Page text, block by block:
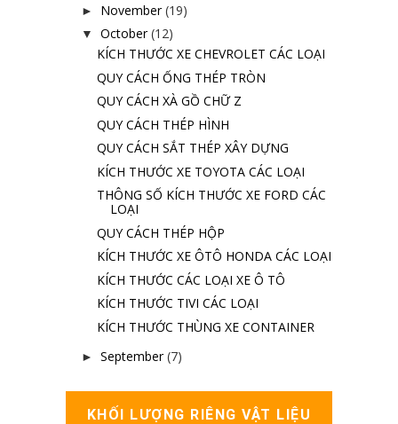
► November (19)
▼ October (12)
KÍCH THƯỚC XE CHEVROLET CÁC LOẠI
QUY CÁCH ỐNG THÉP TRÒN
QUY CÁCH XÀ GỒ CHỮ Z
QUY CÁCH THÉP HÌNH
QUY CÁCH SẮT THÉP XÂY DỰNG
KÍCH THƯỚC XE TOYOTA CÁC LOẠI
THÔNG SỐ KÍCH THƯỚC XE FORD CÁC
LOẠI
QUY CÁCH THÉP HỘP
KÍCH THƯỚC XE ÔTÔ HONDA CÁC LOẠI
KÍCH THƯỚC CÁC LOẠI XE Ô TÔ
KÍCH THƯỚC TIVI CÁC LOẠI
KÍCH THƯỚC THÙNG XE CONTAINER
► September (7)
KHỐI LƯỢNG RIÊNG VẬT LIỆU